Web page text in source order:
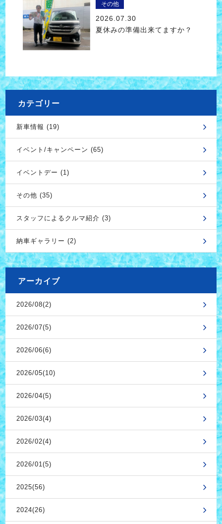
その他
2026.07.30
夏休みの準備出来てますか？
カテゴリー
新車情報 (19)
イベント/キャンペーン (65)
イベントデー (1)
その他 (35)
スタッフによるクルマ紹介 (3)
納車ギャラリー (2)
アーカイブ
2026/08(2)
2026/07(5)
2026/06(6)
2026/05(10)
2026/04(5)
2026/03(4)
2026/02(4)
2026/01(5)
2025(56)
2024(26)